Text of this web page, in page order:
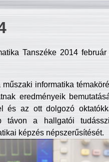
Tanszéke 2014
informatika
eredményeik
és az ott dolgozó
távon a hallgatói
képzés népszerűsítését.